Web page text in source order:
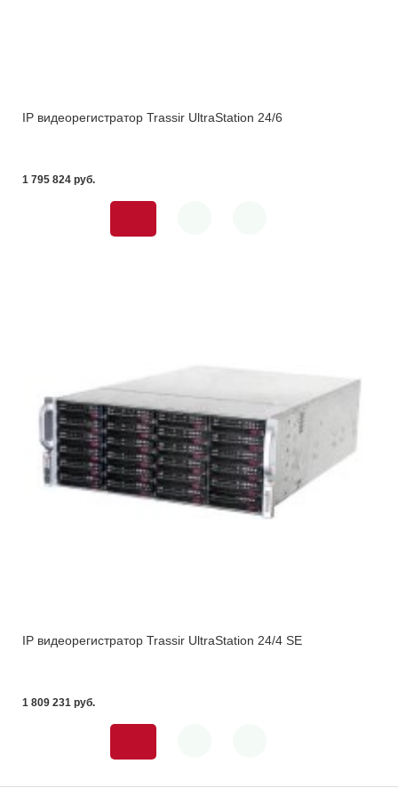
IP видеорегистратор Trassir UltraStation 24/6
1 795 824 pуб.
IP видеорегистратор Trassir UltraStation 24/4 SE
1 809 231 pуб.